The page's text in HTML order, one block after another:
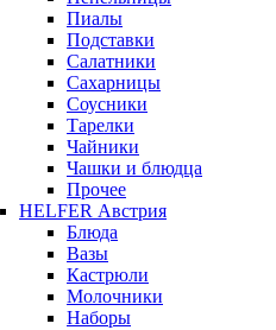
Пиалы
Подставки
Салатники
Сахарницы
Соусники
Тарелки
Чайники
Чашки и блюдца
Прочее
HELFER Австрия
Блюда
Вазы
Кастрюли
Молочники
Наборы